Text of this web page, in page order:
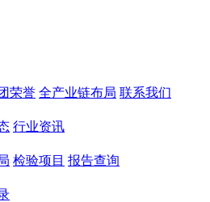
荣誉 全产业链布局 联系我们
行业资讯
检验项目 报告查询